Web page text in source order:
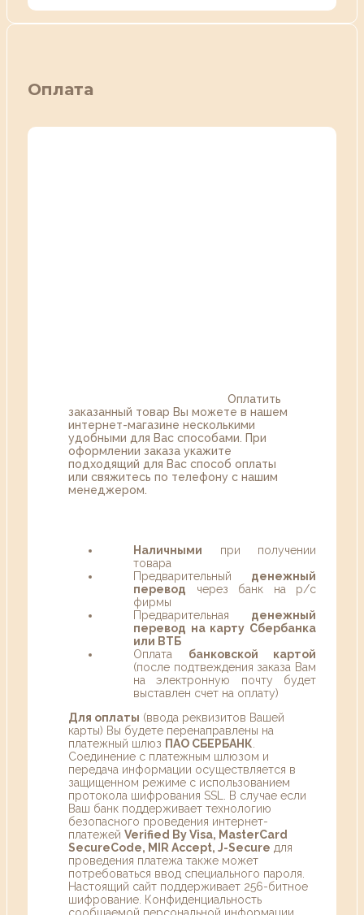
Оплата
Оплатить
заказанный товар Вы можете в нашем
интернет-магазине несколькими
удобными для Вас способами. При
оформлении заказа укажите
подходящий для Вас способ оплаты
или свяжитесь по телефону с нашим
менеджером.
Наличными при получении
товара
Предварительный денежный
перевод через банк на р/с
фирмы
Предварительная денежный
перевод на карту Сбербанка
или ВТБ
Оплата банковской картой
(после подтвеждения заказа Вам
на электронную почту будет
выставлен счет на оплату)
Для оплаты (ввода реквизитов Вашей
карты) Вы будете перенаправлены на
платежный шлюз ПАО СБЕРБАНК
Соединение с платежным шлюзом и
передача информации осуществляется в
защищенном режиме с использованием
протокола шифрования SSL. В случае если
Ваш банк поддерживает технологию
безопасного проведения интернет-
платежей Verified By Visa, MasterCard
SecureCode, MIR Accept, J-Secure для
проведения платежа также может
потребоваться ввод специального пароля.
Настоящий сайт поддерживает 256-битное
шифрование. Конфиденциальность
сообщаемой персональной информации